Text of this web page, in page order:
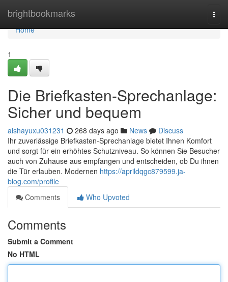
brightbookmarks
Home
Home
1
Die Briefkasten-Sprechanlage:
Sicher und bequem
aishayuxu031231 268 days ago News
Discuss
Ihr zuverlässige Briefkasten-Sprechanlage bietet Ihnen Komfort
und sorgt für ein erhöhtes Schutzniveau. So können Sie Besucher
auch von Zuhause aus empfangen und entscheiden, ob Du ihnen
die Tür erlauben. Modernen https://aprildqgc879599.ja-
blog.com/profile
Comments
Who Upvoted
Comments
Submit a Comment
No HTML